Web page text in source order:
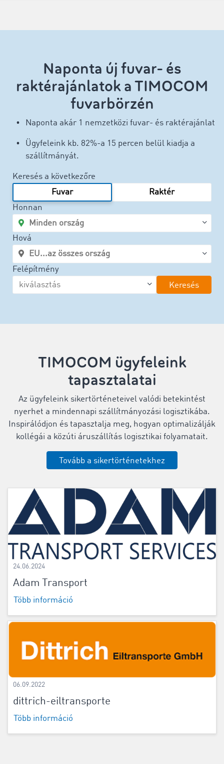
Naponta új fuvar- és
raktérajánlatok a TIMOCOM
fuvarbörzén
Naponta akár 1 nemzetközi fuvar- és raktérajánlat
Ügyfeleink kb. 82%-a 15 percen belül kiadja a
szállítmányát.
Keresés a következőre
Fuvar
Raktér
Honnan
Hová
Felépítmény
Keresés
TIMOCOM ügyfeleink
tapasztalatai
Az ügyfeleink sikertörténeteivel valódi betekintést
nyerhet a mindennapi szállítmányozási logisztikába.
Inspirálódjon és tapasztalja meg, hogyan optimalizálják
kollégái a közúti áruszállítás logisztikai folyamatait.
Tovább a sikertörténetekhez
24.06.2024
Adam Transport
Több információ
06.09.2022
dittrich-eiltransporte
Több információ